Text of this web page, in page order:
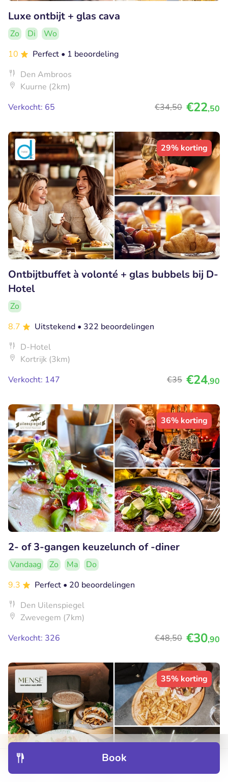
Book
Luxe ontbijt + glas cava
Zo Di
Wo
10
Perfect • 1 beoordeling
Den Ambroos
Kuurne (2km)
Verkocht: 65
€34,50 €22,50
29% korting
Ontbijtbuffet à volonté + glas bubbels bij D-
Hotel
Zo
8.7
Uitstekend • 322 beoordelingen
D-Hotel
Kortrijk (3km)
Verkocht: 147
€35 €24,90
36% korting
2- of 3-gangen keuzelunch of -diner
Vandaag Zo Ma
Do
9.3
Perfect • 20 beoordelingen
Den Uilenspiegel
Zwevegem (7km)
Verkocht: 326
€48,50 €30,90
35% korting